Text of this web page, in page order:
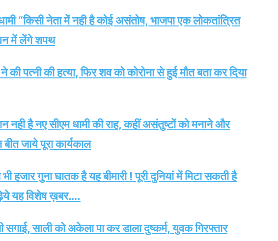
“किसी नेता में नही है कोई असंतोष, भाजपा एक लोकतांत्रित
में लेंगे शपथ
पत्नी की हत्या, फिर शव को कोरोना से हुई मौत बता कर दिया
है नए सीएम धामी की राह, कहीं असंतुष्टों को मनाने और
जाये पूरा कार्यकाल
हजार गुना घातक है यह बीमारी ! पूरी दुनियां में मिटा सकती है
यह विशेष ख़बर….
साली को अकेला पा कर डाला दुष्कर्म, युवक गिरफ्तार